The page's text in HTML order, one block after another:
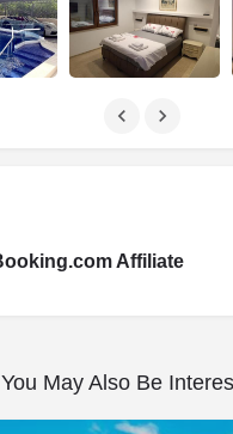
Affiliate
You May Also Be